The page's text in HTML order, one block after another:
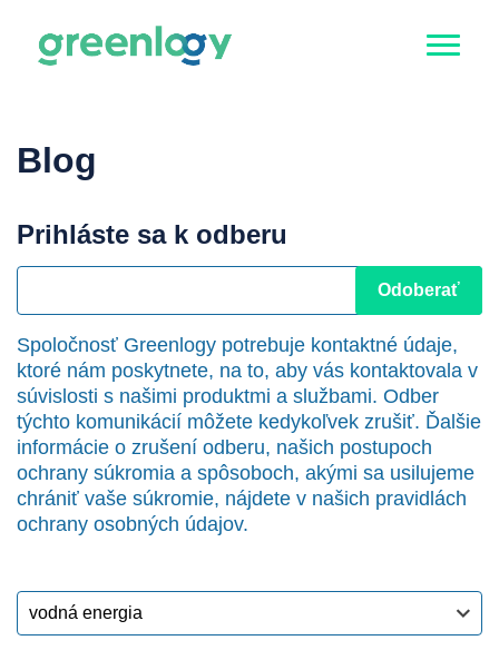
Blog
Prihláste sa k odberu
Spoločnosť Greenlogy potrebuje kontaktné údaje,
ktoré nám poskytnete, na to, aby vás kontaktovala v
súvislosti s našimi produktmi a službami. Odber
týchto komunikácií môžete kedykoľvek zrušiť. Ďalšie
informácie o zrušení odberu, našich postupoch
ochrany súkromia a spôsoboch, akými sa usilujeme
chrániť vaše súkromie, nájdete v našich pravidlách
ochrany osobných údajov.